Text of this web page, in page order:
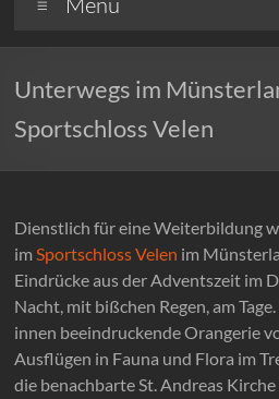
Menü
Unterwegs im
Sportschloss Velen
Dienstlich für eine Weiterbildung
imSportschloss Velen im
Eindrücke aus der Adventszeit im
Nacht, mit bißchen Regen, am
innen beeindruckende Orangerie
Ausflügen in Fauna und Flora im
die benachbarte St. Andreas